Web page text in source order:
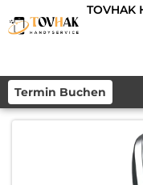
TOVHAK
Termin Buchen